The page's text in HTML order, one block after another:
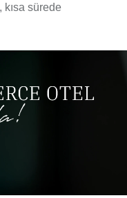
kısa sürede